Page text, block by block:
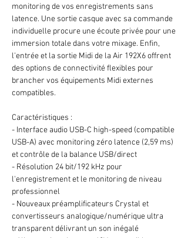
monitoring de vos enregistrements sans
latence. Une sortie casque avec sa commande
individuelle procure une écoute privée pour une
immersion totale dans votre mixage. Enfin,
l'entrée et la sortie Midi de la Air 192X6 offrent
des options de connectivité flexibles pour
brancher vos équipements Midi externes
compatibles.
Caractéristiques :
- Interface audio USB-C high-speed (compatible
USB-A) avec monitoring zéro latence (2,59 ms)
et contrôle de la balance USB/direct
- Résolution 24 bit/192 kHz pour
l'enregistrement et le monitoring de niveau
professionnel
- Nouveaux préamplificateurs Crystal et
convertisseurs analogique/numérique ultra
transparent délivrant un son inégalé